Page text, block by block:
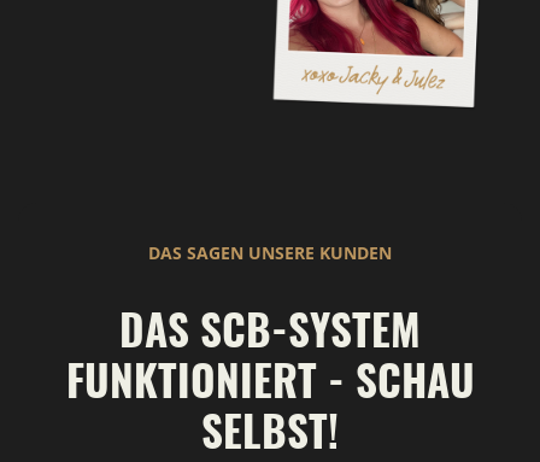
DAS SAGEN UNSERE KUNDEN
DAS SCB-SYSTEM
FUNKTIONIERT - SCHAU
SELBST!